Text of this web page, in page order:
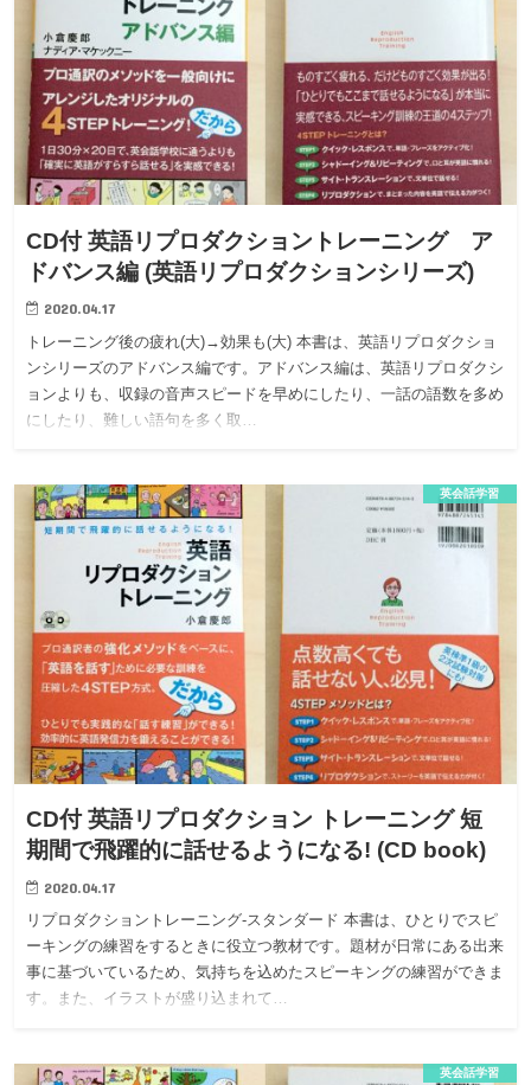
CD付 英語リプロダクショントレーニング ア
ドバンス編 (英語リプロダクションシリーズ)
2020.04.17
トレーニング後の疲れ(大)→効果も(大) 本書は、英語リプロダクショ
ンシリーズのアドバンス編です。アドバンス編は、英語リプロダクシ
ョンよりも、収録の音声スピードを早めにしたり、一話の語数を多め
にしたり、難しい語句を多く取…
英会話学習
CD付 英語リプロダクション トレーニング 短
期間で飛躍的に話せるようになる! (CD book)
2020.04.17
リプロダクショントレーニング-スタンダード 本書は、ひとりでスピ
ーキングの練習をするときに役立つ教材です。題材が日常にある出来
事に基づいているため、気持ちを込めたスピーキングの練習ができま
す。また、イラストが盛り込まれて…
英会話学習